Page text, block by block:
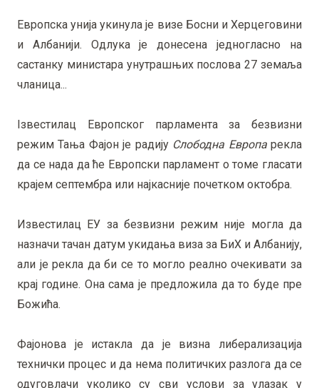
Европска унија укинула је визе Босни и Херцеговини
и Албанији. Одлука је донесена једногласно на
састанку министара унутрашњих послова 27 земаља
чланица...
Iзвестилац Европског парламента за безвизни
режим Тања Фајон је радију Слободна Европарекла
да се нада да ће Европски парламент о томе гласати
крајем септембра или најкасније почетком октобра.
Известилац ЕУ за безвизни режим није могла да
назначи тачан датум укидања виза за БиХ и Албанију,
али је рекла да би се то могло реално очекивати за
крај године. Она сама је предложила да то буде пре
Божића.
Фајонова је истакла да је визна либерализација
технички процес и да нема политичких разлога да се
одуговлачи уколико су сви услови за улазак у